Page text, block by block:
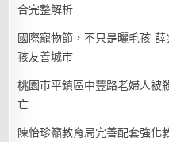
合完整解析
國際寵物節，不只是曬毛孩
孩友善城市
桃園市平鎮區中豐路老婦人
亡
陳怡珍籲教育局完善配套強